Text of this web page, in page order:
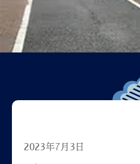
2023年7月3日